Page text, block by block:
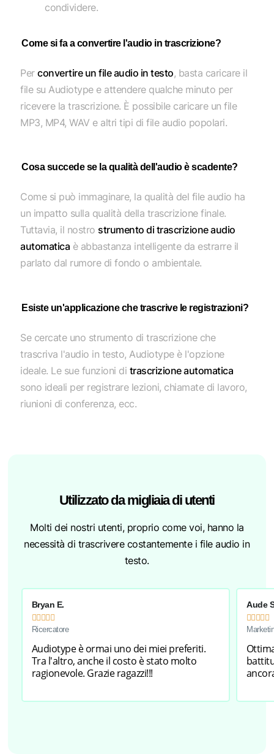
condividere.
Come si fa a convertire l'audio in trascrizione?
Perconvertire un file audio in testo, basta caricare il
file su Audiotype e attendere qualche minuto per
ricevere la trascrizione. È possibile caricare un file
MP3, MP4, WAV e altri tipi di file audio popolari.
Cosa succede se la qualità dell'audio è scadente?
Come si può immaginare, la qualità del file audio ha
un impatto sulla qualità della trascrizione finale.
Tuttavia, il nostro strumento di trascrizione audio
automatica è abbastanza intelligente da estrarre il
parlato dal rumore di fondo o ambientale.
Esiste un'applicazione che trascrive le registrazioni?
Se cercate uno strumento di trascrizione che
trascriva l'audio in testo, Audiotype è l'opzione
ideale. Le sue funzioni di trascrizione automatica
sono ideali per registrare lezioni, chiamate di lavoro,
riunioni di conferenza, ecc.
Utilizzato da migliaia di utenti
Molti dei nostri utenti, proprio come voi, hanno la
necessità di trascrivere costantemente i file audio in
testo.
Bryan E.
  
Ricercatore
Audiotype è ormai uno dei miei preferiti.
Tra l'altro, anche il costo è stato molto
ragionevole. Grazie ragazzi!!!
Aude
  